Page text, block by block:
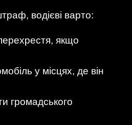
водієві варто:
якщо
у місцях, де він
громадського